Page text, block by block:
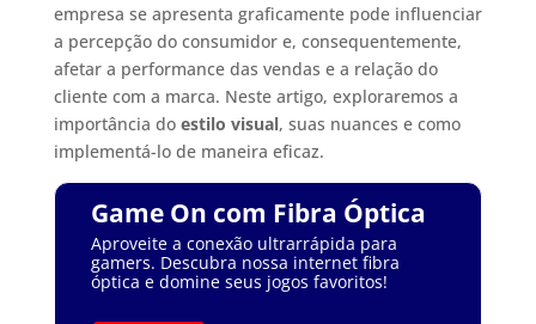
empresa se apresenta graficamente pode influenciar
a percepção do consumidor e, consequentemente,
afetar a performance das vendas e a relação do
cliente com a marca. Neste artigo, exploraremos a
importância do estilo visual, suas nuances e como
implementá-lo de maneira eficaz.
Game On com Fibra Óptica
Aproveite a conexão ultrarrápida para
gamers. Descubra nossa internet fibra
óptica e domine seus jogos favoritos!